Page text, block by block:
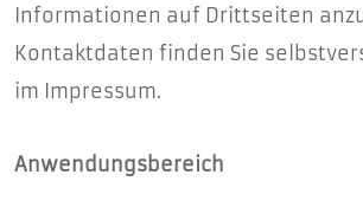
Informationen auf Drittseiten
Kontaktdaten finden Sie
im Impressum.
Anwendungsbereich